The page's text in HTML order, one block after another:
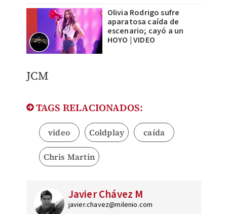
Olivia Rodrigo sufre
aparatosa caída de
escenario; cayó a un
HOYO | VIDEO
JCM
TAGS RELACIONADOS:
video Coldplay caída
Chris Martin
Javier Chávez M
javier.chavez@milenio.com